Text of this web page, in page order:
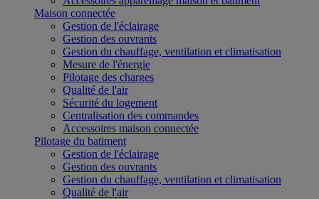
Maison connectée
Gestion de l'éclairage
Gestion des ouvrants
Gestion du chauffage, ventilation et climatisation
Mesure de l'énergie
Pilotage des charges
Qualité de l'air
Sécurité du logement
Centralisation des commandes
Accessoires maison connectée
Pilotage du batiment
Gestion de l'éclairage
Gestion des ouvrants
Gestion du chauffage, ventilation et climatisation
Qualité de l'air